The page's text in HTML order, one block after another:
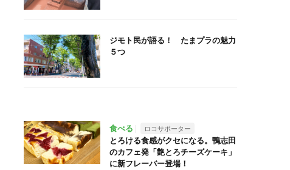
ジモト民が語る！ たまプラの魅力
５つ
食べる ロコサポーター
とろける食感がクセになる。鴨志田
のカフェ発「艶とろチーズケーキ」
に新フレーバー登場！